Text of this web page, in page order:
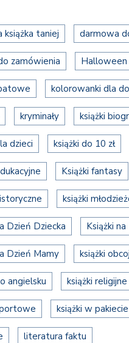
książka taniej darmowa
zamówienia Halloween
kolorowanki dla
kryminały książki
dzieci książki do 10 zł
Książki fantasy
książki
Dzień Dziecka Książki
Dzień Mamy książki
angielsku książki religijne
książki w pakiecie
literatura faktu